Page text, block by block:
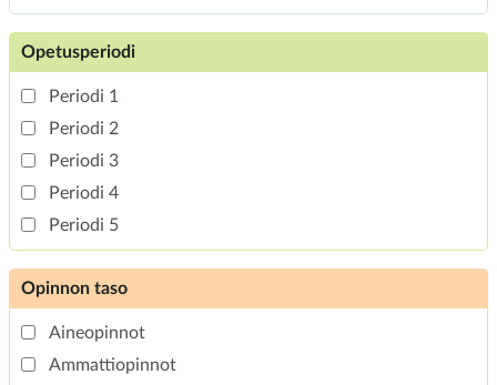
Opetusperiodi
Periodi 1
Periodi 2
Periodi 3
Periodi 4
Periodi 5
Opinnon taso
Aineopinnot
Ammattiopinnot